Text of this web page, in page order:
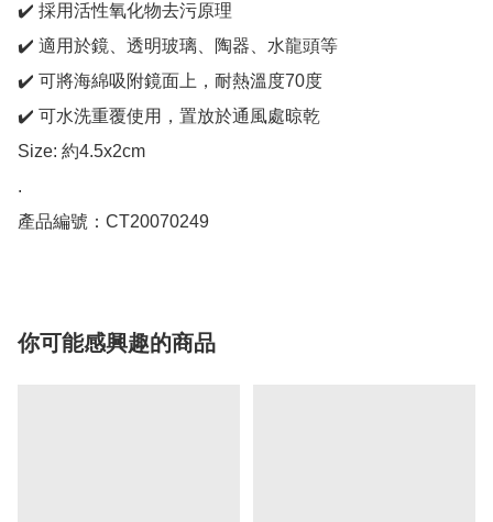
✔️ 採用活性氧化物去污原理
✔️ 適用於鏡、透明玻璃、陶器、水龍頭等
✔️ 可將海綿吸附鏡面上，耐熱溫度70度
✔️ 可水洗重覆使用，置放於通風處晾乾
Size: 約4.5x2cm
.
產品編號：CT20070249
你可能感興趣的商品